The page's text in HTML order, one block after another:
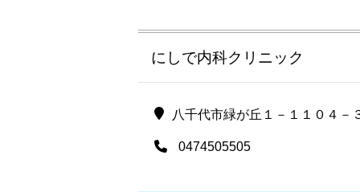
にしで内科クリニック
八千代市緑が丘１－１１０４－
0474505505